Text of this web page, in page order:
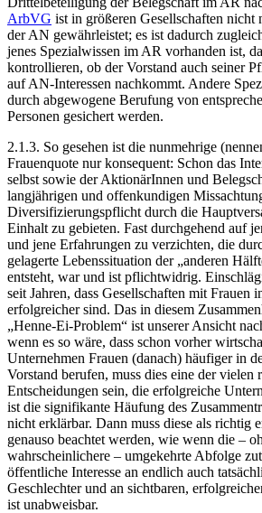
ArbVG ist in größeren Gesellschaften
der AN gewährleistet; es ist dadurch
jenes Spezialwissen im AR vorhanden ist,
kontrollieren, ob der Vorstand auch seiner
auf AN-Interessen nachkommt. Andere
durch abgewogene Berufung von
Personen gesichert werden.
2.1.3. So gesehen ist die nunmehrige
Frauenquote nur konsequent: Schon das
selbst sowie der AktionärInnen und
langjährigen und offenkundigen
Diversifizierungspflicht durch die
Einhalt zu gebieten. Fast durchgehend auf
und jene Erfahrungen zu verzichten, die
gelagerte Lebenssituation der „anderen
entsteht, war und ist pflichtwidrig.
seit Jahren, dass Gesellschaften mit Frauen
erfolgreicher sind. Das in diesem
„Henne-Ei-Problem“ ist unserer Ansicht
wenn es so wäre, dass schon vorher
Unternehmen Frauen (danach) häufiger in
Vorstand berufen, muss dies eine der vielen
Entscheidungen sein, die erfolgreiche
ist die signifikante Häufung des
nicht erklärbar. Dann muss diese als richtig
genauso beachtet werden, wie wenn die –
wahrscheinlichere – umgekehrte Abfolge
öffentliche Interesse an endlich auch
Geschlechter und an sichtbaren,
ist unabweisbar.